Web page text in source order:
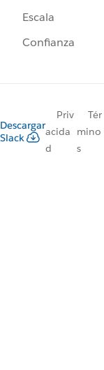
Escala
Confianza
Descargar
Slack
Priv
acida
d
Tér
mino
s